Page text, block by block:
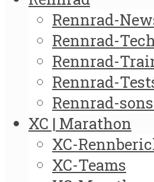
Rennrad-
Rennrad-
Rennrad-
Rennrad-
Rennrad-
XC | Marathon
XC-
XC-Teams